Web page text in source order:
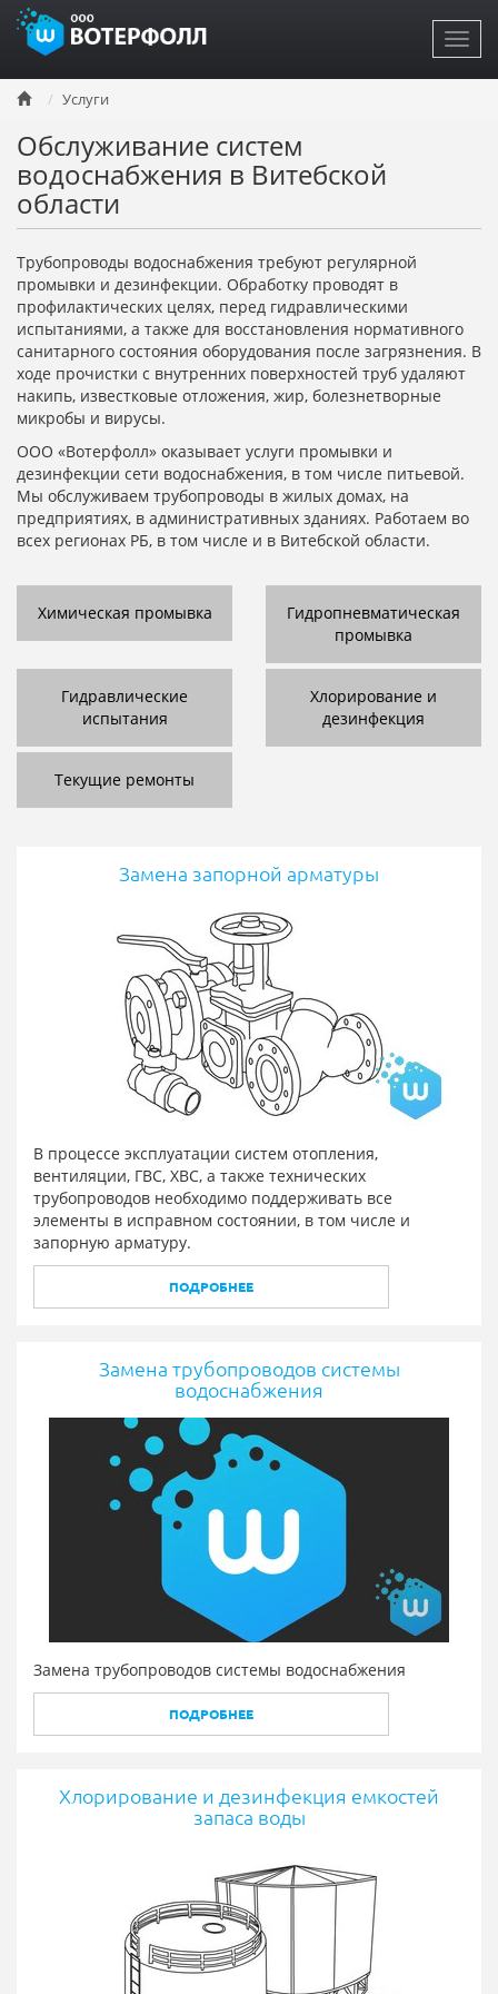
Перейти
основному
содержанию
Услуги
Обслуживание систем
водоснабжения в Витебской
области
Трубопроводы водоснабжения требуют регулярной
промывки и дезинфекции. Обработку проводят в
профилактических целях, перед гидравлическими
испытаниями, а также для восстановления нормативного
санитарного состояния оборудования после загрязнения. В
ходе прочистки с внутренних поверхностей труб удаляют
накипь, известковые отложения, жир, болезнетворные
микробы и вирусы.
ООО «Вотерфолл» оказывает услуги промывки и
дезинфекции сети водоснабжения, в том числе питьевой.
Мы обслуживаем трубопроводы в жилых домах, на
предприятиях, в административных зданиях. Работаем во
всех регионах РБ, в том числе и в Витебской области.
Химическая промывка
Гидропневматическая
промывка
Гидравлические
испытания
Хлорирование и
дезинфекция
Текущие ремонты
Замена запорной арматуры
В процессе эксплуатации систем отопления,
вентиляции, ГВС, ХВС, а также технических
трубопроводов необходимо поддерживать все
элементы в исправном состоянии, в том числе и
запорную арматуру.
ПОДРОБНЕЕ
Замена трубопроводов системы
водоснабжения
Замена трубопроводов системы водоснабжения
ПОДРОБНЕЕ
Хлорирование и дезинфекция емкостей
запаса воды